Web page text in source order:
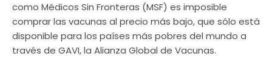
como Médicos Sin Fronteras (MSF) es imposible
comprar las vacunas al precio más bajo, que sólo está
disponible para los países más pobres del mundo a
través de GAVI, la Alianza Global de Vacunas.